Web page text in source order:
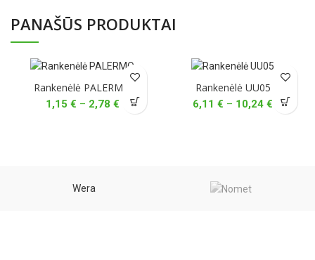
PANAŠŪS PRODUKTAI
Rankenėlė PALERMO
1,15 € – 2,78 €Price
Rankenėlė UU05
6,11 € – 10,24 € Price
Wera